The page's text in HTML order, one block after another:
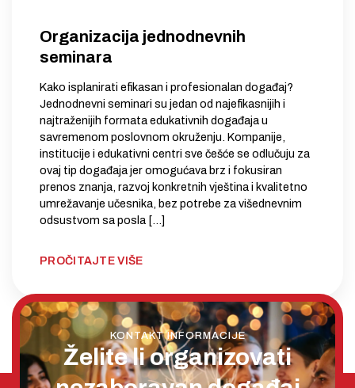
Organizacija jednodnevnih
seminara
Kako isplanirati efikasan i profesionalan događaj?
Jednodnevni seminari su jedan od najefikasnijih i
najtraženijih formata edukativnih događaja u
savremenom poslovnom okruženju. Kompanije,
institucije i edukativni centri sve češće se odlučuju za
ovaj tip događaja jer omogućava brz i fokusiran
prenos znanja, razvoj konkretnih vještina i kvalitetno
umrežavanje učesnika, bez potrebe za višednevnim
odsustvom sa posla […]
PROČITAJTE VIŠE
SAZNAJTE VIŠE NA NAŠEM BLOGU
KONTAKT INFORMACIJE
Želite li organizovati